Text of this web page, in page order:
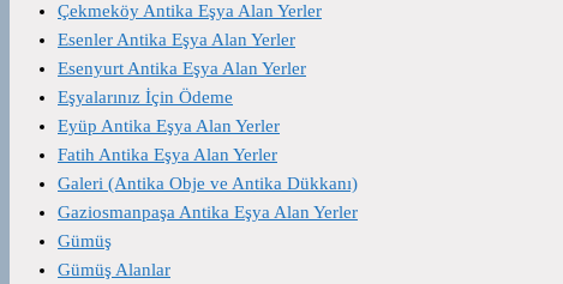
Çekmeköy Antika Eşya Alan Yerler
Esenler Antika Eşya Alan Yerler
Esenyurt Antika Eşya Alan Yerler
Eşyalarınız İçin Ödeme
Eyüp Antika Eşya Alan Yerler
Fatih Antika Eşya Alan Yerler
Galeri (Antika Obje ve Antika Dükkanı)
Gaziosmanpaşa Antika Eşya Alan Yerler
Gümüş
Gümüş Alanlar